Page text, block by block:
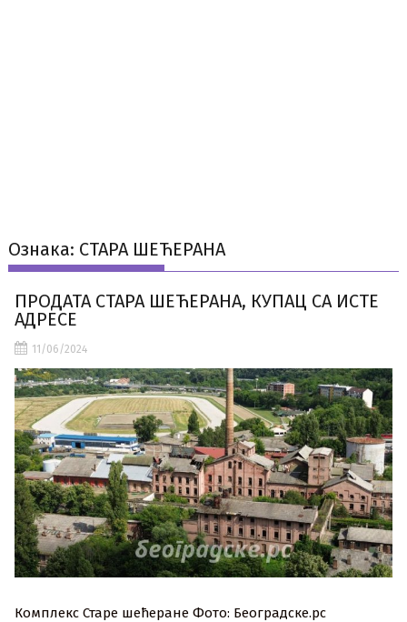
Ознака: СТАРА ШЕЋЕРАНА
ПРОДАТА СТАРА ШЕЋЕРАНА, КУПАЦ СА ИСТЕ
АДРЕСЕ
11/06/2024
Комплекс Старе шећеране Фото: Београдске.рс